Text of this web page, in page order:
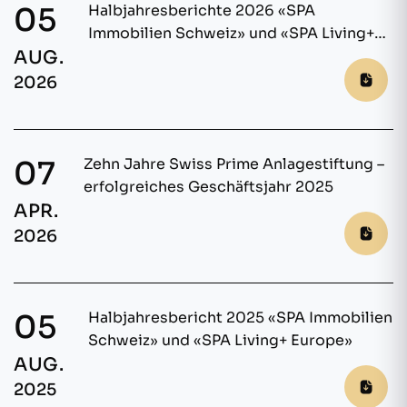
05
AUG.
2026
Halbjahresberichte 2026 «SPA
Immobilien Schweiz» und «SPA Living+
07
APR.
2026
Zehn Jahre Swiss Prime Anlagestiftung –
erfolgreiches Geschäftsjahr 2025
05
AUG.
2025
Halbjahresbericht 2025 «SPA Immobilien
Schweiz» und «SPA Living+ Europe»